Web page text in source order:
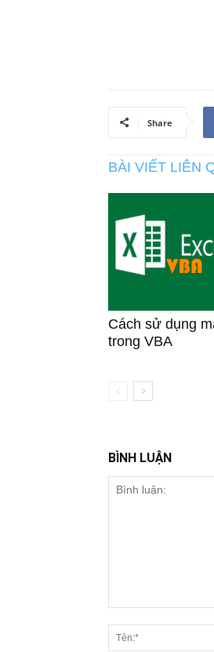
Share
BÀI VIẾT LIÊN
Cách sử dụng
trong VBA
BÌNH LUẬN